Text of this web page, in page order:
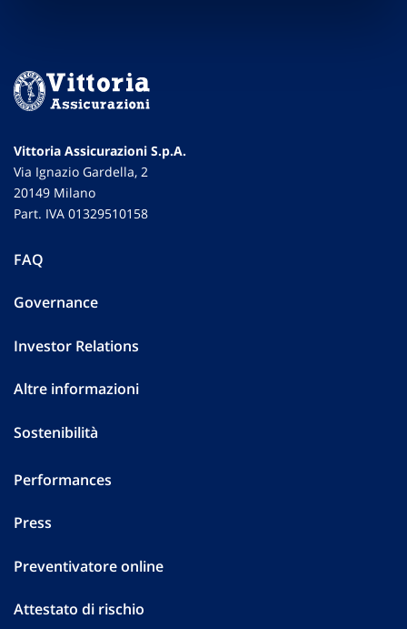
Vittoria Assicurazioni S.p.A.
Via Ignazio Gardella, 2
20149 Milano
Part. IVA 01329510158
FAQ
Governance
Investor Relations
Altre informazioni
Sostenibilità
Performances
Press
Preventivatore online
Attestato di rischio